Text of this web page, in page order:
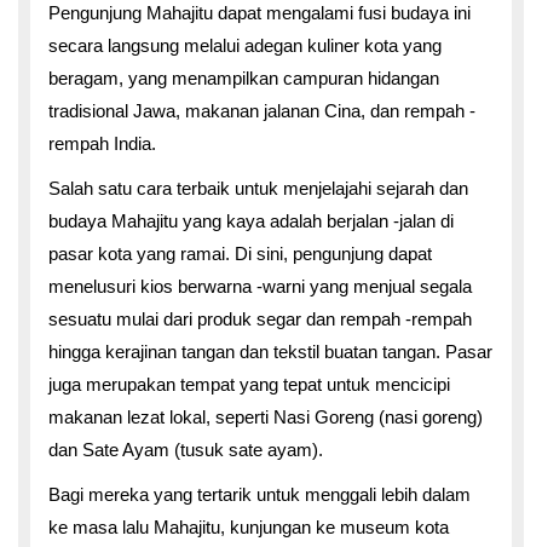
Pengunjung Mahajitu dapat mengalami fusi budaya ini
secara langsung melalui adegan kuliner kota yang
beragam, yang menampilkan campuran hidangan
tradisional Jawa, makanan jalanan Cina, dan rempah -
rempah India.
Salah satu cara terbaik untuk menjelajahi sejarah dan
budaya Mahajitu yang kaya adalah berjalan -jalan di
pasar kota yang ramai. Di sini, pengunjung dapat
menelusuri kios berwarna -warni yang menjual segala
sesuatu mulai dari produk segar dan rempah -rempah
hingga kerajinan tangan dan tekstil buatan tangan. Pasar
juga merupakan tempat yang tepat untuk mencicipi
makanan lezat lokal, seperti Nasi Goreng (nasi goreng)
dan Sate Ayam (tusuk sate ayam).
Bagi mereka yang tertarik untuk menggali lebih dalam
ke masa lalu Mahajitu, kunjungan ke museum kota